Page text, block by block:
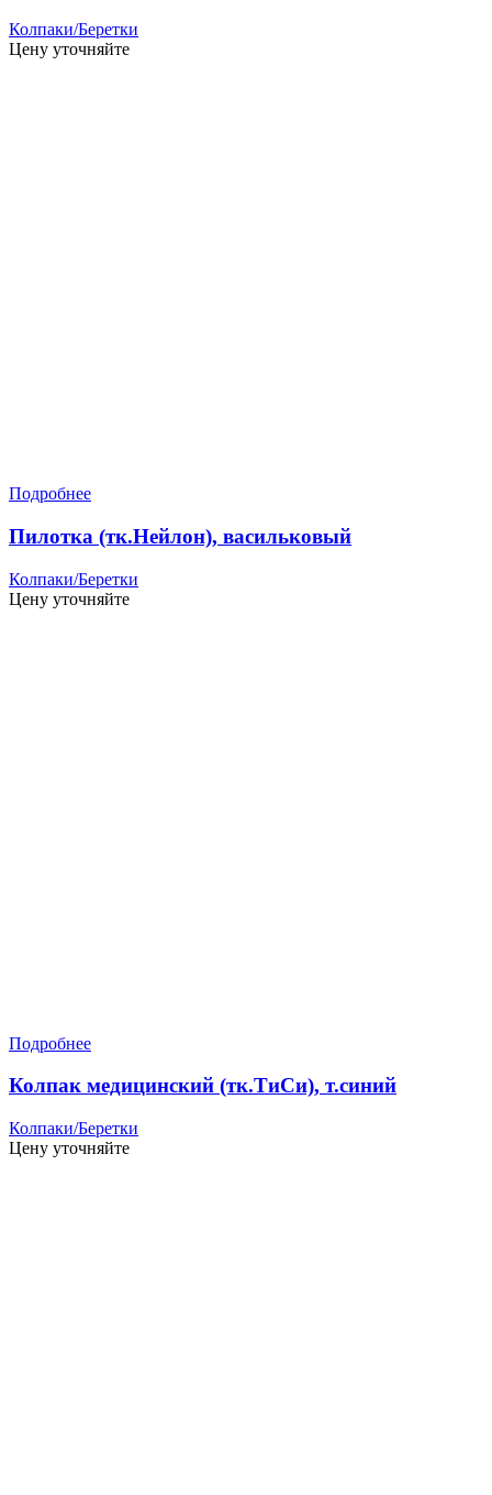
Колпаки/Беретки
Цену уточняйте
Подробнее
Пилотка (тк.Нейлон), васильковый
Колпаки/Беретки
Цену уточняйте
Подробнее
Колпак медицинский (тк.ТиСи), т.синий
Колпаки/Беретки
Цену уточняйте